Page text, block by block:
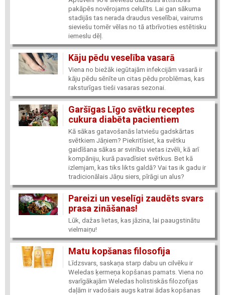
pakāpēs novērojams celulīts. Lai gan sākuma
stadijās tas nerada draudus veselībai, vairums
sieviešu tomēr vēlas no tā atbrīvoties estētisku
iemeslu dēļ.
Kāju pēdu veselība vasarā
Viena no biežāk iegūtajām infekcijām vasarā ir
kāju pēdu sēnīte un citas pēdu problēmas, kas
raksturīgas tieši vasaras sezonai.
Garšīgas Līgo svētku receptes
cukura diabēta pacientiem
Kā sākas gatavošanās latviešu gadskārtas
svētkiem Jāņiem? Piekritīsiet, ka svētku
gaidīšana sākas ar svinību vietas izvēli, kā arī
kompāniju, kurā pavadīsiet svētkus. Bet kā
izlemjam, kas tiks likts galdā? Vai tas ik gadu ir
tradicionālais Jāņu siers, pīrāgi un alus?
Pareizi un veselīgi zaudēts svars
prasa zināšanas!
Lūk, dažas lietas, kas jāzina, lai paaugstinātu
vielmaiņu!
Matu kopšanas filosofija
Līdzsvars, saskaņa starp dabu un cilvēku ir
Weledas ķermeņa kopšanas pamats. Viena no
svarīgākajām Weledas holistiskās filozofijas
daļām ir vadošais augs katrai ādas kopšanas